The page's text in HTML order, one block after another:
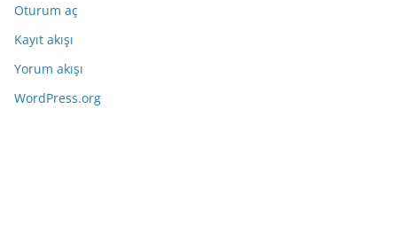
Oturum aç
Kayıt akışı
Yorum akışı
WordPress.org